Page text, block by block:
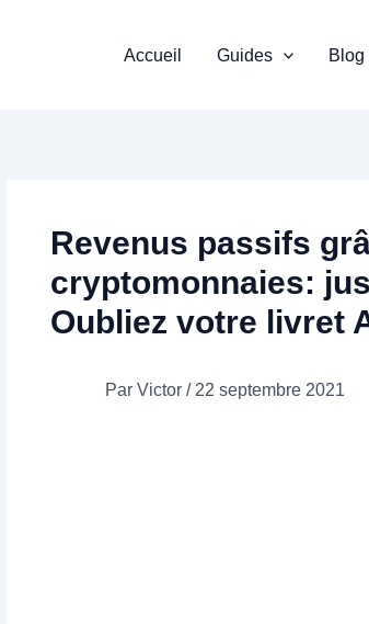
Accueil Guides Blog
Revenus passifs
cryptomonnaies:
Oubliez votre livret
Par Victor / 22 septembre 2021